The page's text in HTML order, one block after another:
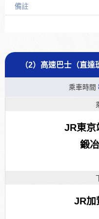
備註
（2）高速巴士（直達
乘車時間
JR東京
鍛
JR加